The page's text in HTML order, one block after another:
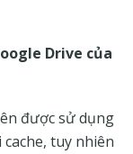
Drive của
được sử dụng
tuy nhiên